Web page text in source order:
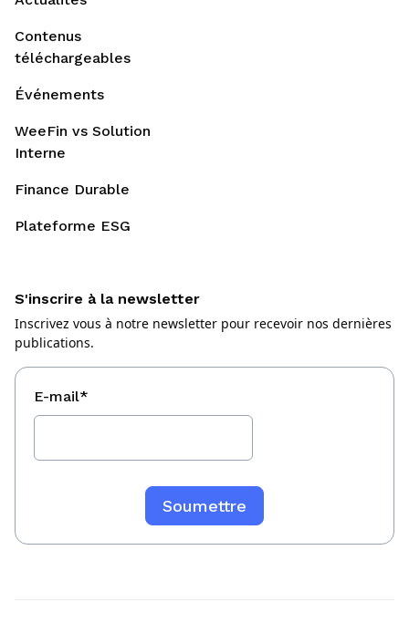
Contenus
téléchargeables
Événements
WeeFin vs Solution
Interne
Finance Durable
Plateforme ESG
S'inscrire à la newsletter
Inscrivez vous à notre newsletter pour recevoir nos dernières
publications.
E-mail*